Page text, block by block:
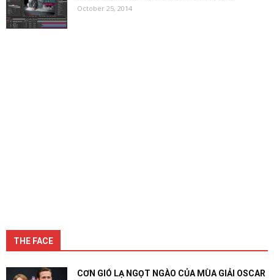
October 25, 2014
THE FACE
CƠN GIÓ LẠ NGỌT NGÀO CỦA MÙA GIẢI OSCAR